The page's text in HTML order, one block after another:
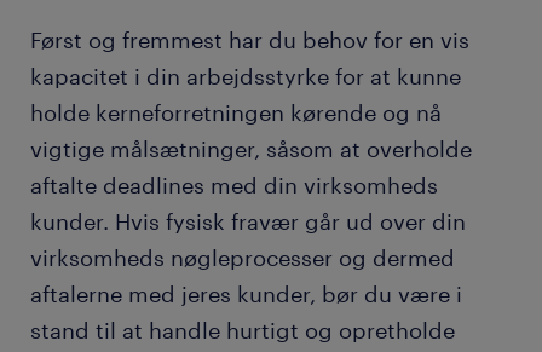
Først og fremmest har du behov for en vis
kapacitet i din arbejdsstyrke for at kunne
holde kerneforretningen kørende og nå
vigtige målsætninger, såsom at overholde
aftalte deadlines med din virksomheds
kunder. Hvis fysisk fravær går ud over din
virksomheds nøgleprocesser og dermed
aftalerne med jeres kunder, bør du være i
stand til at handle hurtigt og opretholde